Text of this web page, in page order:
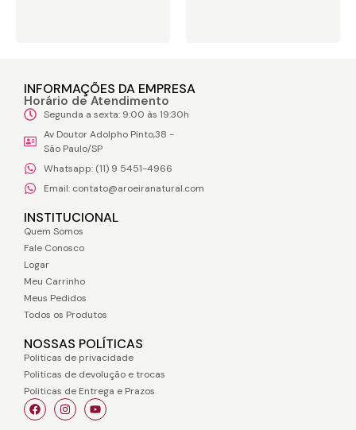
INFORMAÇÕES DA EMPRESA
Horário de Atendimento
Segunda a sexta: 9:00 às 19:30h
Av Doutor Adolpho Pinto,38 -
São Paulo/SP
Whatsapp: (11) 9 5451-4966
Email: contato@aroeiranatural.com
INSTITUCIONAL
Quem Somos
Fale Conosco
Logar
Meu Carrinho
Meus Pedidos
Todos os Produtos
NOSSAS POLÍTICAS
Politicas de privacidade
Politicas de devolução e trocas
Politicas de Entrega e Prazos